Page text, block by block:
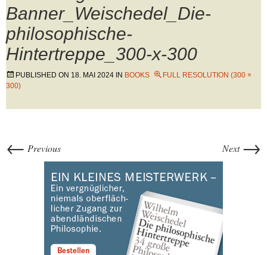
Banner_Weischedel_Die-
philosophische-
Hintertreppe_300-x-300
PUBLISHED ON 18. MAI 2024 IN BOOKS
FULL RESOLUTION (300 ×
300)
← Previous Next →